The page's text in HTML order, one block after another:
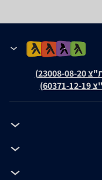
20)
19)